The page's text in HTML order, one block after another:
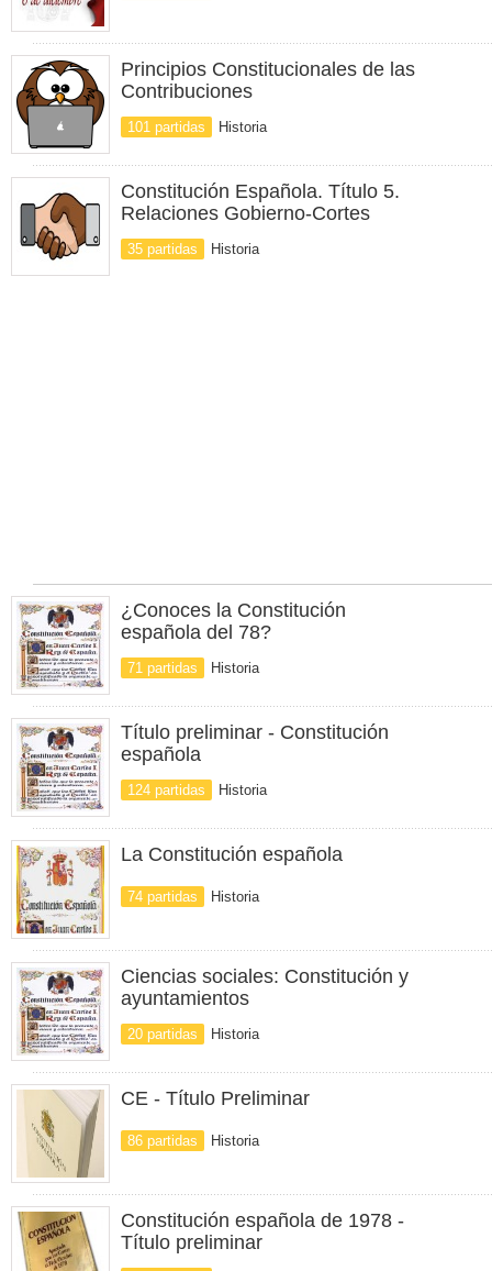
Principios Constitucionales de las
Contribuciones
101 partidas Historia
Constitución Española. Título 5.
Relaciones Gobierno-Cortes
35 partidas Historia
¿Conoces la Constitución
española del 78?
71 partidas Historia
Título preliminar - Constitución
española
124 partidas Historia
La Constitución española
74 partidas Historia
Ciencias sociales: Constitución y
ayuntamientos
20 partidas Historia
CE - Título Preliminar
86 partidas Historia
Constitución española de 1978 -
Título preliminar